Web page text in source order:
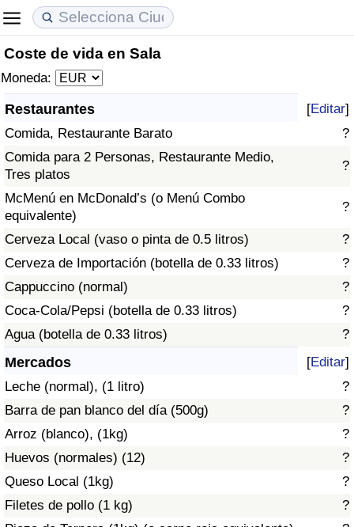
Coste de vida en Sala
Moneda:
Restaurantes [Editar]
Comida, Restaurante Barato
?
Comida para 2 Personas, Restaurante Medio,
Tres platos
?
McMenú en McDonald’s (o Menú Combo
equivalente)
?
Cerveza Local (vaso o pinta de 0.5 litros)
?
Cerveza de Importación (botella de 0.33 litros)
?
Cappuccino (normal)
?
Coca-Cola/Pepsi (botella de 0.33 litros)
?
Agua (botella de 0.33 litros)
?
Mercados [Editar]
Leche (normal), (1 litro)
?
Barra de pan blanco del día (500g)
?
Arroz (blanco), (1kg)
?
Huevos (normales) (12)
?
Queso Local (1kg)
?
Filetes de pollo (1 kg)
?
Coste de vida
Índice de Costo de Vida
Índice de costo de vida por país
en aqaba
Precios de las propiedades
Índice de Precios de Inmuebles
Índice de Precios de Inmuebles por País
Calidad de Vida
Índice de Calidad de Vida (Actual)
Índice de calidad de vida por país
Delincuencia
Calificación del Índice de Criminalidad
(Actual)
Índice de Criminalidad
Índice de criminalidad por país
Sanidad
Índice de Sanidad (Actual)
Índice de Sanidad
Índice de Sanidad por País